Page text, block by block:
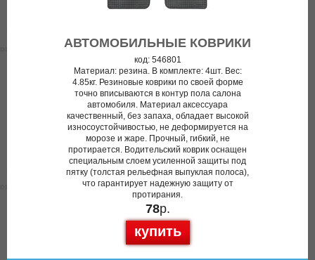
АВТОМОБИЛЬНЫЕ КОВРИКИ
код: 546801
Материал: резина. В комплекте: 4шт. Вес:
4.85кг. Резиновые коврики по своей форме
точно вписываются в контур пола салона
автомобиля. Материал аксессуара
качественный, без запаха, обладает высокой
износоустойчивостью, не деформируется на
морозе и жаре. Прочный, гибкий, не
протирается. Водительский коврик оснащен
специальным слоем усиленной защиты под
пятку (толстая рельефная выпуклая полоса),
что гарантирует надежную защиту от
протирания.
78р.
купить